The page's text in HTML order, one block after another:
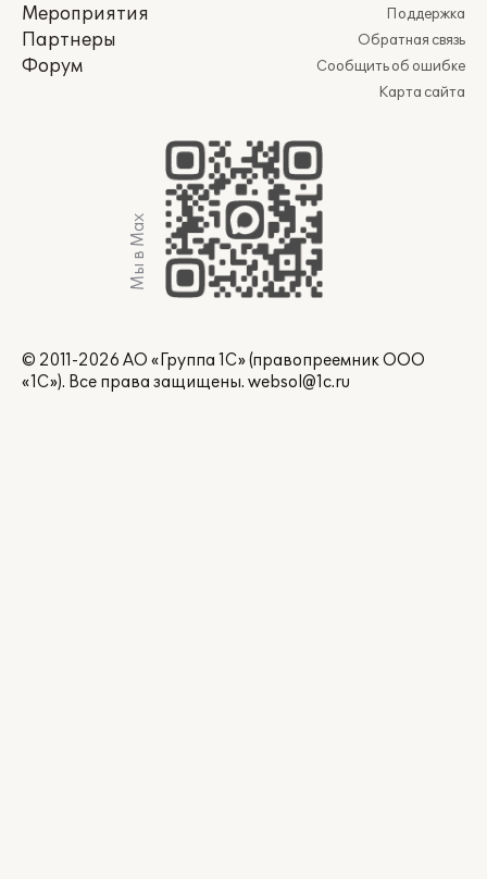
Мероприятия
Партнеры
Форум
Поддержка
Обратная связь
Сообщить об ошибке
Карта сайта
Мы в Max
© 2011-2026 АО «Группа 1С» (правопреемник ООО
«1С»). Все права защищены. websol@1c.ru